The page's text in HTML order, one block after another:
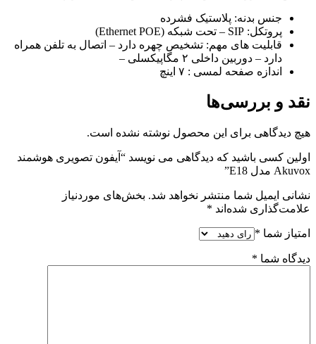
جنس بدنه: پلاستیک فشرده
پروتکل: SIP – تحت شبکه (Ethernet POE)
قابلیت های مهم: تشخیص چهره دارد – اتصال به تلفن همراه
دارد – دوربین داخلی ۲ مگاپیکسلی –
اندازه صفحه لمسی : ۷ اینچ
نقد و بررسی‌ها
هیچ دیدگاهی برای این محصول نوشته نشده است.
اولین کسی باشید که دیدگاهی می نویسد “آیفون تصویری هوشمند
Akuvox مدل E18”
نشانی ایمیل شما منتشر نخواهد شد. بخش‌های موردنیاز
علامت‌گذاری شده‌اند *
امتیاز شما *
دیدگاه شما *